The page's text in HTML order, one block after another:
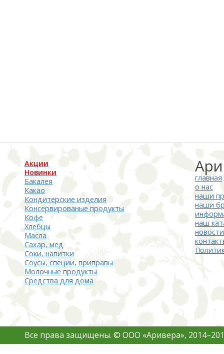
Акции
Новинки
Бакалея
Какао
Кондитерские изделия
Консервированые продукты
Кофе
Хлебцы
Масла
Сахар, мед
Соки, напитки
Соусы, специи, приправы
Молочные продукты
Средства для дома
главная
о нас
наши
наши
наш
новости
Все права защищены. © ООО «Аривера»,